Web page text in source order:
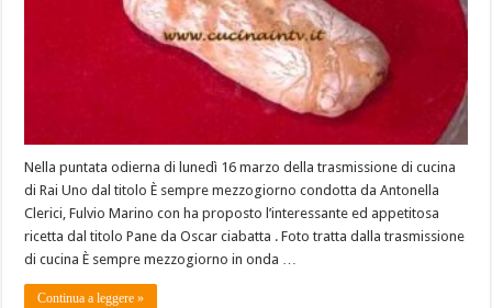
Nella puntata odierna di lunedì 16 marzo della trasmissione di cucina
di Rai Uno dal titolo È sempre mezzogiorno condotta da Antonella
Clerici, Fulvio Marino con ha proposto l’interessante ed appetitosa
ricetta dal titolo Pane da Oscar ciabatta . Foto tratta dalla trasmissione
di cucina È sempre mezzogiorno in onda …
Continua a leggere »